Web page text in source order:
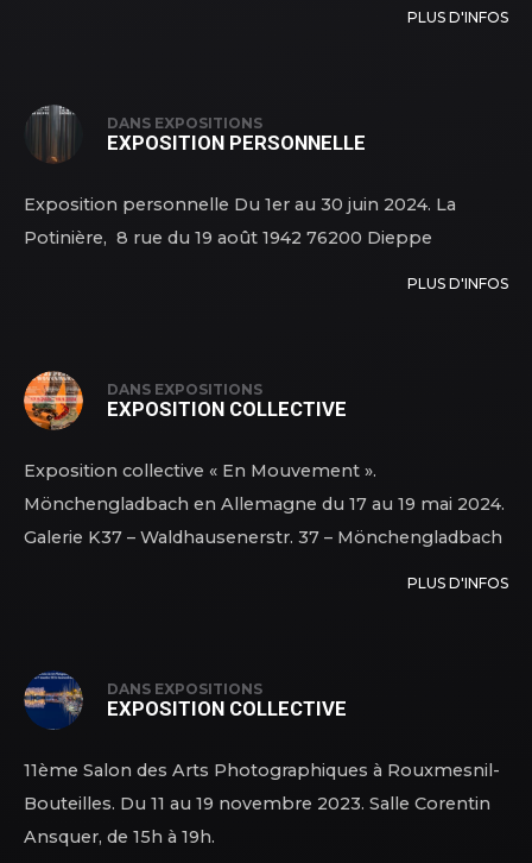
PLUS D'INFOS
DANS EXPOSITIONS
EXPOSITION PERSONNELLE
Exposition personnelle Du 1er au 30 juin 2024. La
Potinière, 8 rue du 19 août 1942 76200 Dieppe
PLUS D'INFOS
DANS EXPOSITIONS
EXPOSITION COLLECTIVE
Exposition collective « En Mouvement ».
Mönchengladbach en Allemagne du 17 au 19 mai 2024.
Galerie K37 – Waldhausenerstr. 37 – Mönchengladbach
PLUS D'INFOS
DANS EXPOSITIONS
EXPOSITION COLLECTIVE
11ème Salon des Arts Photographiques à Rouxmesnil-
Bouteilles. Du 11 au 19 novembre 2023. Salle Corentin
Ansquer, de 15h à 19h.